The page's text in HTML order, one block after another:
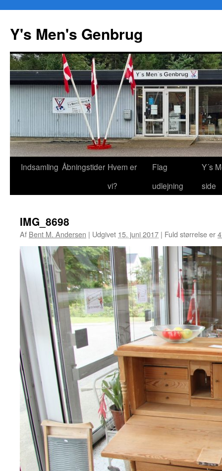
Y's Men's Genbrug
Hop
Indsamling Åbningstider Hvem er
vi?
Flag
udlejning
Y´s
side
IMG_8698
Af Bent M. Andersen | Udgivet 15. juni 2017 | Fuld størrelse er